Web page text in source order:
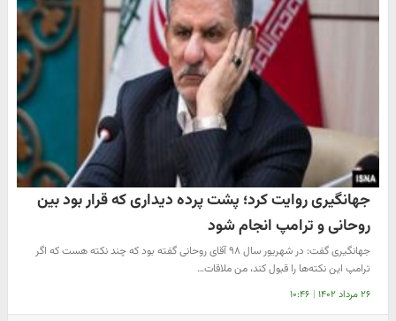
جهانگیری روایت کرد؛ پشت پرده دیداری که قرار بود بین
روحانی و ترامپ انجام شود
جهانگیری گفت: در شهریور سال ۹۸ آقای روحانی گفته بود که چند نکته هست که اگر
ترامپ این نکته‌ها را قبول کند، من ملاقات…
۲۶ مرداد ۱۴۰۲ | ۱۰:۴۶